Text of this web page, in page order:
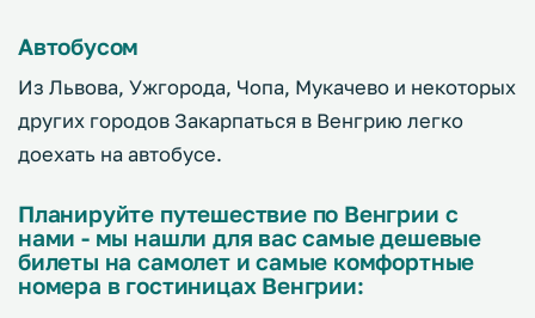
Автобусом
Из Львова, Ужгорода, Чопа, Мукачево и некоторых
других городов Закарпаться в Венгрию легко
доехать на автобусе.
Планируйте путешествие по Венгрии с
нами - мы нашли для вас самые дешевые
билеты на самолет и самые комфортные
номера в гостиницах Венгрии: